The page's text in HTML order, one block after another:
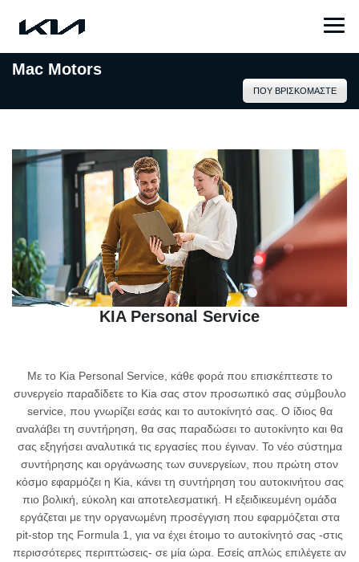
Mac Motors
ΠΟΥ ΒΡΙΣΚΟΜΑΣΤΕ
KIA Personal Service
Με το Kia Personal Service, κάθε φορά που επισκέπτεστε το
συνεργείο παραδίδετε το Kia σας στον προσωπικό σας σύμβουλο
service, που γνωρίζει εσάς και το αυτοκίνητό σας. Ο ίδιος θα
αναλάβει τη συντήρηση, θα σας παραδώσει το αυτοκίνητο και θα
σας εξηγήσει αναλυτικά τις εργασίες που έγιναν. Το νέο σύστημα
συντήρησης και οργάνωσης των συνεργείων, που πρώτη στον
κόσμο εφαρμόζει η Kia, κάνει τη συντήρηση του αυτοκινήτου σας
πιο βολική, εύκολη και αποτελεσματική. Η εξειδικευμένη ομάδα
εργάζεται με την οργανωμένη προσέγγιση που εφαρμόζεται στα
pit-stop της Formula 1, για να έχει έτοιμο το αυτοκίνητό σας -στις
περισσότερες περιπτώσεις- σε μία ώρα. Εσείς απλώς επιλέγετε αν